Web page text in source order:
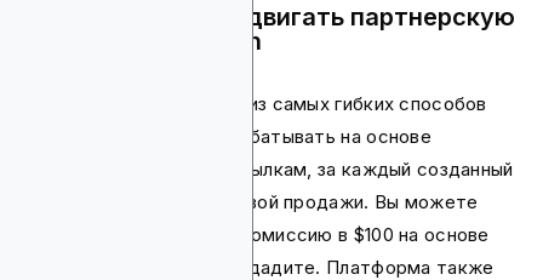
Почему стоит продвигать партнерскую
программу Zappian
У этой платформы один из самых гибких способов
оплаты. Вы можете зарабатывать на основе
количества кликов по ссылкам, за каждый созданный
лид и за обеспечение новой продажи. Вы можете
получить минимальную комиссию в $100 на основе
продаж, которые вы создадите. Платформа также